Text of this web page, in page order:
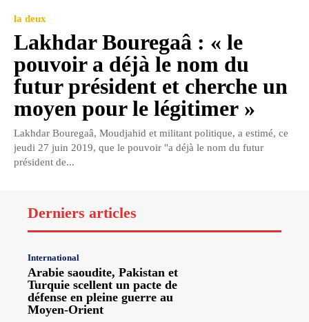
la deux
Lakhdar Bouregaâ : « le
pouvoir a déjà le nom du
futur président et cherche un
moyen pour le légitimer »
Lakhdar Bouregaâ, Moudjahid et militant politique, a estimé, ce
jeudi 27 juin 2019, que le pouvoir "a déjà le nom du futur
président de...
Derniers articles
International
Arabie saoudite, Pakistan et
Turquie scellent un pacte de
défense en pleine guerre au
Moyen-Orient